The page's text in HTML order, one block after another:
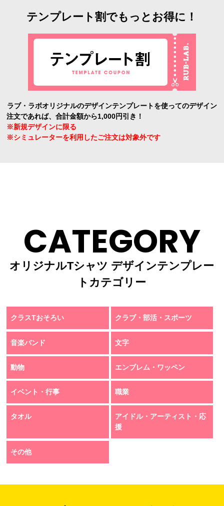
テンプレート割でもっとお得に！
ラブ・ラボオリジナルのデザインテンプレートを使ってのデザイン
注文であれば、合計金額から1,000円引き！
※新規デザインに限る
※シミュレーターを利用したご注文は対象外です
CATEGORY
オリジナルTシャツ デザインテンプレー
トカテゴリー
クラスTおそろい クラブ・部活・スポーツ
音楽バンド 文字
動物 エンブレム・ワッペン
イベント・行事 職業
タオル
アイドル・アーティスト・応
援
その他